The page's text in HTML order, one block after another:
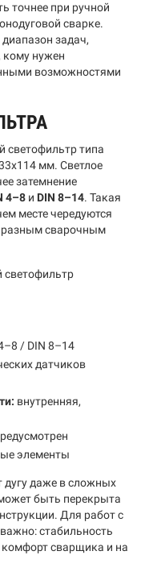
точнее при ручной
сварке.
задач,
кому нужен
возможностями
светофильтр типа
мм. Светлое
затемнение
4–8 и DIN 8–14. Такая
месте чередуются
разным сварочным
светофильтр
/ DIN 8–14
датчиков
внутренняя,
элементы
дугу даже в сложных
быть перекрыта
Для работ с
стабильность
сварщика и на